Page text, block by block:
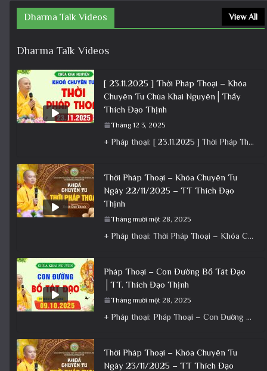
Dharma Talk Videos View All
Dharma Talk Videos
[ 23.11.2025 ] Thời Pháp Thoại – Khóa
Chuyên Tu Chùa Khai Nguyên│Thầy
Thích Đạo Thịnh
Tháng 12 3, 2025
+ Pháp thoại: [ 23.11.2025 ] Thời Pháp Thoại – Khóa Chuyên Tu Chùa Khai Nguyên│Thầy Thích Đạo Thịnh +
Thời Pháp Thoại – Khóa Chuyên Tu
Ngày 22/11/2025 – TT Thích Đạo
Thịnh
Tháng mười một 28, 2025
+ Pháp thoại: Thời Pháp Thoại – Khóa Chuyên Tu Ngày 22/11/2025 – TT Thích Đạo Thịnh + Album: Pháp
Pháp Thoại – Con Đường Bồ Tát Đạo
│TT. Thích Đạo Thịnh
Tháng mười một 28, 2025
+ Pháp thoại: Pháp Thoại – Con Đường Bồ Tát Đạo │TT. Thích Đạo Thịnh + Album: Pháp Thoại +
Thời Pháp Thoại – Khóa Chuyên Tu
Ngày 23/11/2025 – TT Thích Đạo